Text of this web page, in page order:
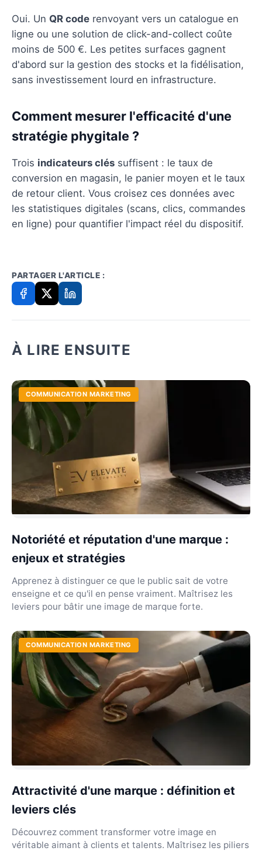
Oui. Un QR code renvoyant vers un catalogue en
ligne ou une solution de click-and-collect coûte
moins de 500 €. Les petites surfaces gagnent
d'abord sur la gestion des stocks et la fidélisation,
sans investissement lourd en infrastructure.
Comment mesurer l'efficacité d'une
stratégie phygitale ?
Trois indicateurs clés suffisent : le taux de
conversion en magasin, le panier moyen et le taux
de retour client. Vous croisez ces données avec
les statistiques digitales (scans, clics, commandes
en ligne) pour quantifier l'impact réel du dispositif.
PARTAGER L'ARTICLE :
À LIRE ENSUITE
COMMUNICATION MARKETING
Notoriété et réputation d'une marque :
enjeux et stratégies
Apprenez à distinguer ce que le public sait de votre
enseigne et ce qu'il en pense vraiment. Maîtrisez les
leviers pour bâtir une image de marque forte.
COMMUNICATION MARKETING
Attractivité d'une marque : définition et
leviers clés
Découvrez comment transformer votre image en
véritable aimant à clients et talents. Maîtrisez les piliers